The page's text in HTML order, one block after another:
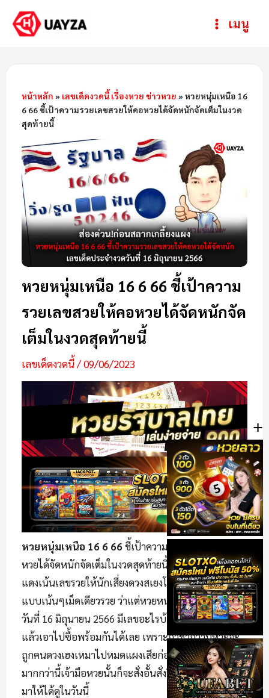
Mainเมนู
หน้าหลัก » เลขเด็ดงวดนี้ เรื่องหวย ข่าวหวย »หวยหนุ่มเหนือ 16
6 66 ชี้เป้าความรวยเลขสวยให้คอหวยได้จัดหนักจัดเต็มในงวด
สุดท้ายนี้
หวยหนุ่มเหนือ 16 6 66 ชี้เป้าความ
รวยเลขสวยให้คอหวยได้จัดหนักจัด
เต็มในงวดสุดท้ายนี้
เลขเด็ดงวดนี้/09/06/2023
หวยหนุ่มเหนือ 16 6 66ชี้เป้าความรวยเลขสวยให้คอ
หวยได้จัดหนักจัดเต็มในงวดสุดท้ายนี้ เพราะมีการขีดเส้น
แดงเน้นเลขรวยให้นักเสี่ยงดวงสเยงโชคได้เอาไปตาม
แบบเน้นๆเม็ดเดียวรวย ว่าแต่หวยหนุ่มเหนือประจำงวด
วันที่ 16 มิถุนายน 2566 มีเลขอะไรบ้างเดี่ยวตามมาจด
แล้วเอาไปซื้อพร้อมกันได้เลย เพราะถ้าช้ากว่านี้หวยจะ
ถูกคนดวงเฮงเหมาไปหมดแผงเสียก่อน และถ้าช้า
มากกว่านี้เจ้ามือหวยนั้นก็จะสั่งอั้นสั่งปิดเลขเด็ดที่เรานำ
มาให้ได้ดูในวันนี้
Post
navigation
ห
ม
ห
+